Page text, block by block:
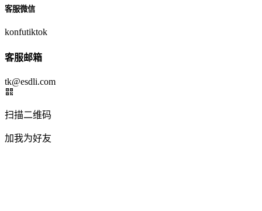
客服微信
konfutiktok
客服邮箱
tk@esdli.com
扫描二维码
加我为好友